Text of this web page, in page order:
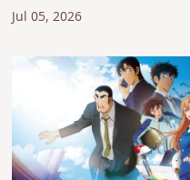
Jul 05, 2026